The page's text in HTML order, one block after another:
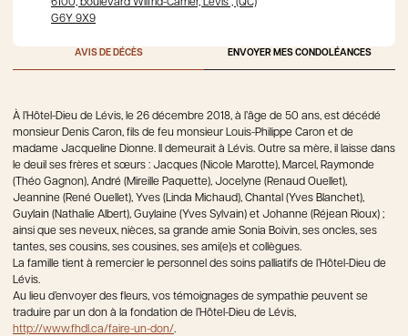
6100, boulevard Wilfrid-Carrier, Lévis , (QC)
G6Y 9X9
AVIS DE DÉCÈS ENVOYER MES CONDOLÉANCES
À l’Hôtel-Dieu de Lévis, le 26 décembre 2018, à l’âge de 50 ans, est décédé
monsieur Denis Caron, fils de feu monsieur Louis-Philippe Caron et de
madame Jacqueline Dionne. Il demeurait à Lévis. Outre sa mère, il laisse dans
le deuil ses frères et sœurs : Jacques (Nicole Marotte), Marcel, Raymonde
(Théo Gagnon), André (Mireille Paquette), Jocelyne (Renaud Ouellet),
Jeannine (René Ouellet), Yves (Linda Michaud), Chantal (Yves Blanchet),
Guylain (Nathalie Albert), Guylaine (Yves Sylvain) et Johanne (Réjean Rioux) ;
ainsi que ses neveux, nièces, sa grande amie Sonia Boivin, ses oncles, ses
tantes, ses cousins, ses cousines, ses ami(e)s et collègues.
La famille tient à remercier le personnel des soins palliatifs de l’Hôtel-Dieu de
Lévis.
Au lieu d’envoyer des fleurs, vos témoignages de sympathie peuvent se
traduire par un don à la fondation de l’Hôtel-Dieu de Lévis,
http://www.fhdl.ca/faire-un-don/.